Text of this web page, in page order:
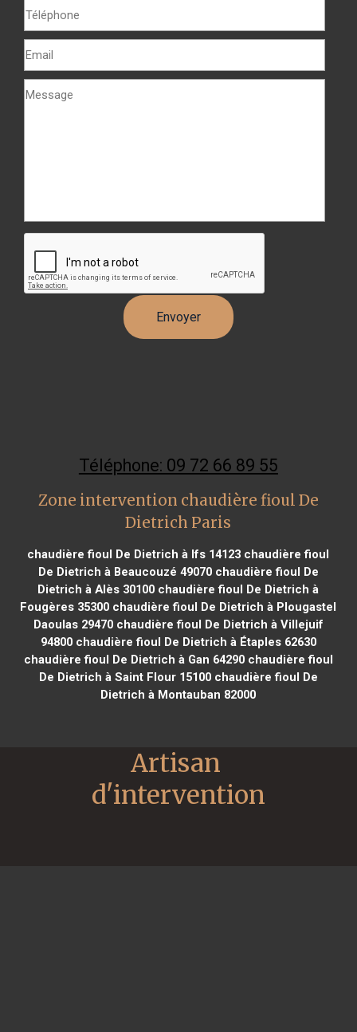
Téléphone: 09 72 66 89 55
Zone intervention chaudière fioul De
Dietrich Paris
chaudière fioul De Dietrich à Ifs 14123 chaudière fioul
De Dietrich à Beaucouzé 49070chaudière fioul De
Dietrich à Alès 30100 chaudière fioul De Dietrich à
Fougères 35300 chaudière fioul De Dietrich à Plougastel
Daoulas 29470chaudière fioul De Dietrich à Villejuif
94800chaudière fioul De Dietrich à Étaples 62630
chaudière fioul De Dietrich à Gan 64290chaudière fioul
De Dietrich à Saint Flour 15100chaudière fioul De
Dietrich à Montauban 82000
Artisan
d'intervention